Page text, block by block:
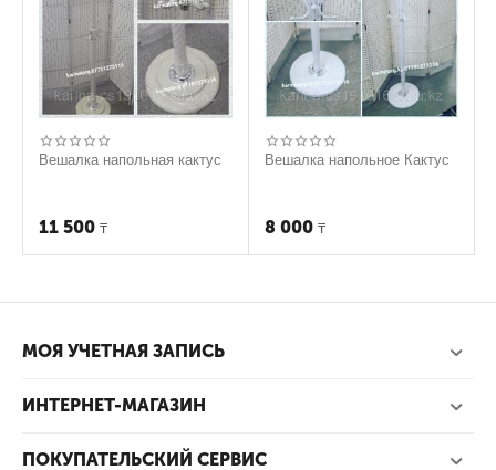
Вешалка напольная кактус
11 500 ₸
Вешалка напольное Кактус
8 000 ₸
МОЯ УЧЕТНАЯ ЗАПИСЬ
ИНТЕРНЕТ-МАГАЗИН
ПОКУПАТЕЛЬСКИЙ СЕРВИС